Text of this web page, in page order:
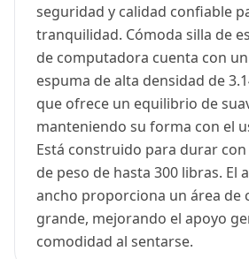
seguridad y calidad confiable
tranquilidad. Cómoda silla de
de computadora cuenta con
espuma de alta densidad de
que ofrece un equilibrio de
manteniendo su forma con el
Está construido para durar
de peso de hasta 300 libras. El
ancho proporciona un área de
grande, mejorando el apoyo
comodidad al sentarse.